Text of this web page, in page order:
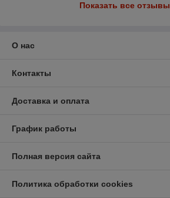
Показать все отзывы
О нас
Контакты
Доставка и оплата
График работы
Полная версия сайта
Политика обработки cookies